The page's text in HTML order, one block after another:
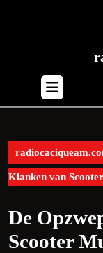
Button
Klanken van
De
Scooter